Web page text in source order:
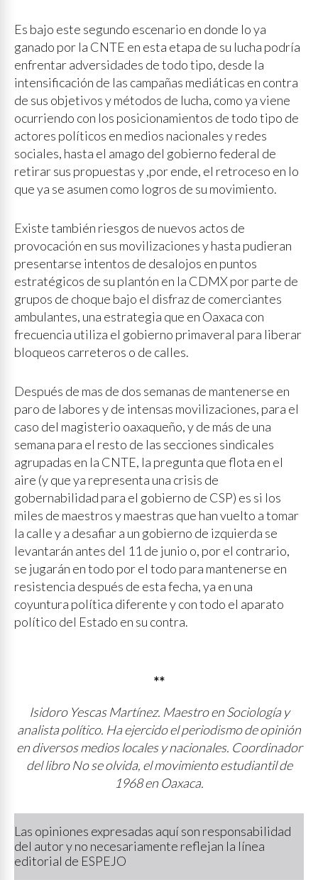
Es bajo este segundo escenario en donde lo ya
ganado por la CNTE en esta etapa de su lucha podría
enfrentar adversidades de todo tipo, desde la
intensificación de las campañas mediáticas en contra
de sus objetivos y métodos de lucha, como ya viene
ocurriendo con los posicionamientos de todo tipo de
actores políticos en medios nacionales y redes
sociales, hasta el amago del gobierno federal de
retirar sus propuestas y ,por ende, el retroceso en lo
que ya se asumen como logros de su movimiento.
Existe también riesgos de nuevos actos de
provocación en sus movilizaciones y hasta pudieran
presentarse intentos de desalojos en puntos
estratégicos de su plantón en la CDMX por parte de
grupos de choque bajo el disfraz de comerciantes
ambulantes, una estrategia que en Oaxaca con
frecuencia utiliza el gobierno primaveral para liberar
bloqueos carreteros o de calles.
Después de mas de dos semanas de mantenerse en
paro de labores y de intensas movilizaciones, para el
caso del magisterio oaxaqueño, y de más de una
semana para el resto de las secciones sindicales
agrupadas en la CNTE, la pregunta que flota en el
aire (y que ya representa una crisis de
gobernabilidad para el gobierno de CSP) es si los
miles de maestros y maestras que han vuelto a tomar
la calle y a desafiar a un gobierno de izquierda se
levantarán antes del 11 de junio o, por el contrario,
se jugarán en todo por el todo para mantenerse en
resistencia después de esta fecha, ya en una
coyuntura política diferente y con todo el aparato
político del Estado en su contra.
**
Isidoro Yescas Martínez. Maestro en Sociología y
analista político. Ha ejercido el periodismo de opinión
en diversos medios locales y nacionales. Coordinador
del libro No se olvida, el movimiento estudiantil de
1968 en Oaxaca.
Las opiniones expresadas aquí son responsabilidad
del autor y no necesariamente reflejan la línea
editorial de ESPEJO